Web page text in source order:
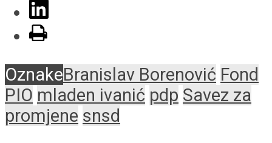
OznakeBranislav Borenović Fond
PIO mladen ivanić pdp Savez za
promjene snsd